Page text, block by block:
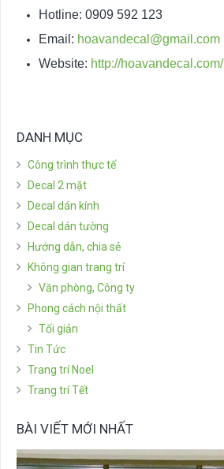
Hotline: 0909 592 123
Email: hoavandecal@gmail.com
Website: http://hoavandecal.com/
DANH MỤC
Công trình thực tế
Decal 2 mặt
Decal dán kính
Decal dán tường
Hướng dẫn, chia sẻ
Không gian trang trí
Văn phòng, Công ty
Phong cách nội thất
Tối giản
Tin Tức
Trang trí Noel
Trang trí Tết
BÀI VIẾT MỚI NHẤT